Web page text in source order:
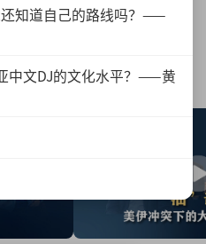
商业启势
知道自己的路线吗？——
中文DJ的文化水平？——黄